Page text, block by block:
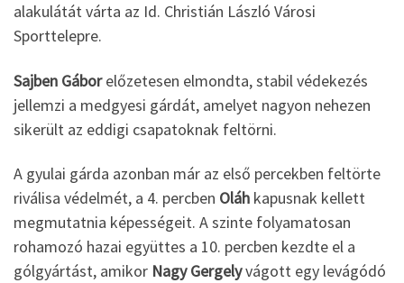
alakulátát várta az Id. Christián László Városi
Sporttelepre.
Sajben Gáborelőzetesen elmondta, stabil védekezés
jellemzi a medgyesi gárdát, amelyet nagyon nehezen
sikerült az eddigi csapatoknak feltörni.
A gyulai gárda azonban már az első percekben feltörte
riválisa védelmét, a 4. percben Oláh kapusnak kellett
megmutatnia képességeit. A szinte folyamatosan
rohamozó hazai együttes a 10. percben kezdte el a
gólgyártást, amikor Nagy Gergelyvágott egy levágódó